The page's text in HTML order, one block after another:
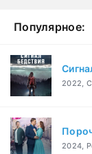
Популярное:
2022,
2024,